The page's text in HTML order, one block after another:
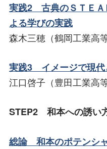
実践2 古典のＳＴＥ
よる学びの実践
森木三穂（鶴岡工業高
実践3 イメージで現代
江口啓子（豊田工業高
STEP2 和本への誘い
総論 和本のポテンシ